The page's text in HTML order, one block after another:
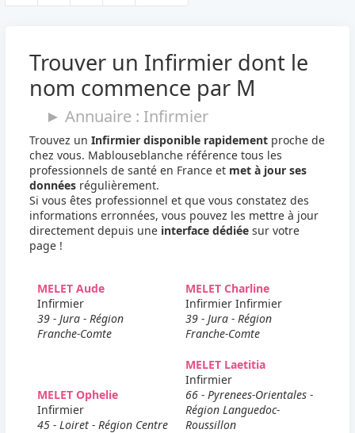
Trouver un Infirmier dont le
nom commence par M
► Annuaire : Infirmier
Trouvez unInfirmier disponible rapidement proche de
chez vous. Mablouseblanche référence tous les
professionnels de santé en France et met à jour ses
données régulièrement.
Si vous êtes professionnel et que vous constatez des
informations erronnées, vous pouvez les mettre à jour
directement depuis une interface dédiée sur votre
page !
MELET Aude
Infirmier
39 - Jura - Région
Franche-Comte
MELET Charline
Infirmier Infirmier
39 - Jura - Région
Franche-Comte
MELET Ophelie
Infirmier
45 - Loiret - Région Centre
MELET Laetitia
Infirmier
66 - Pyrenees-Orientales -
Région Languedoc-
Roussillon